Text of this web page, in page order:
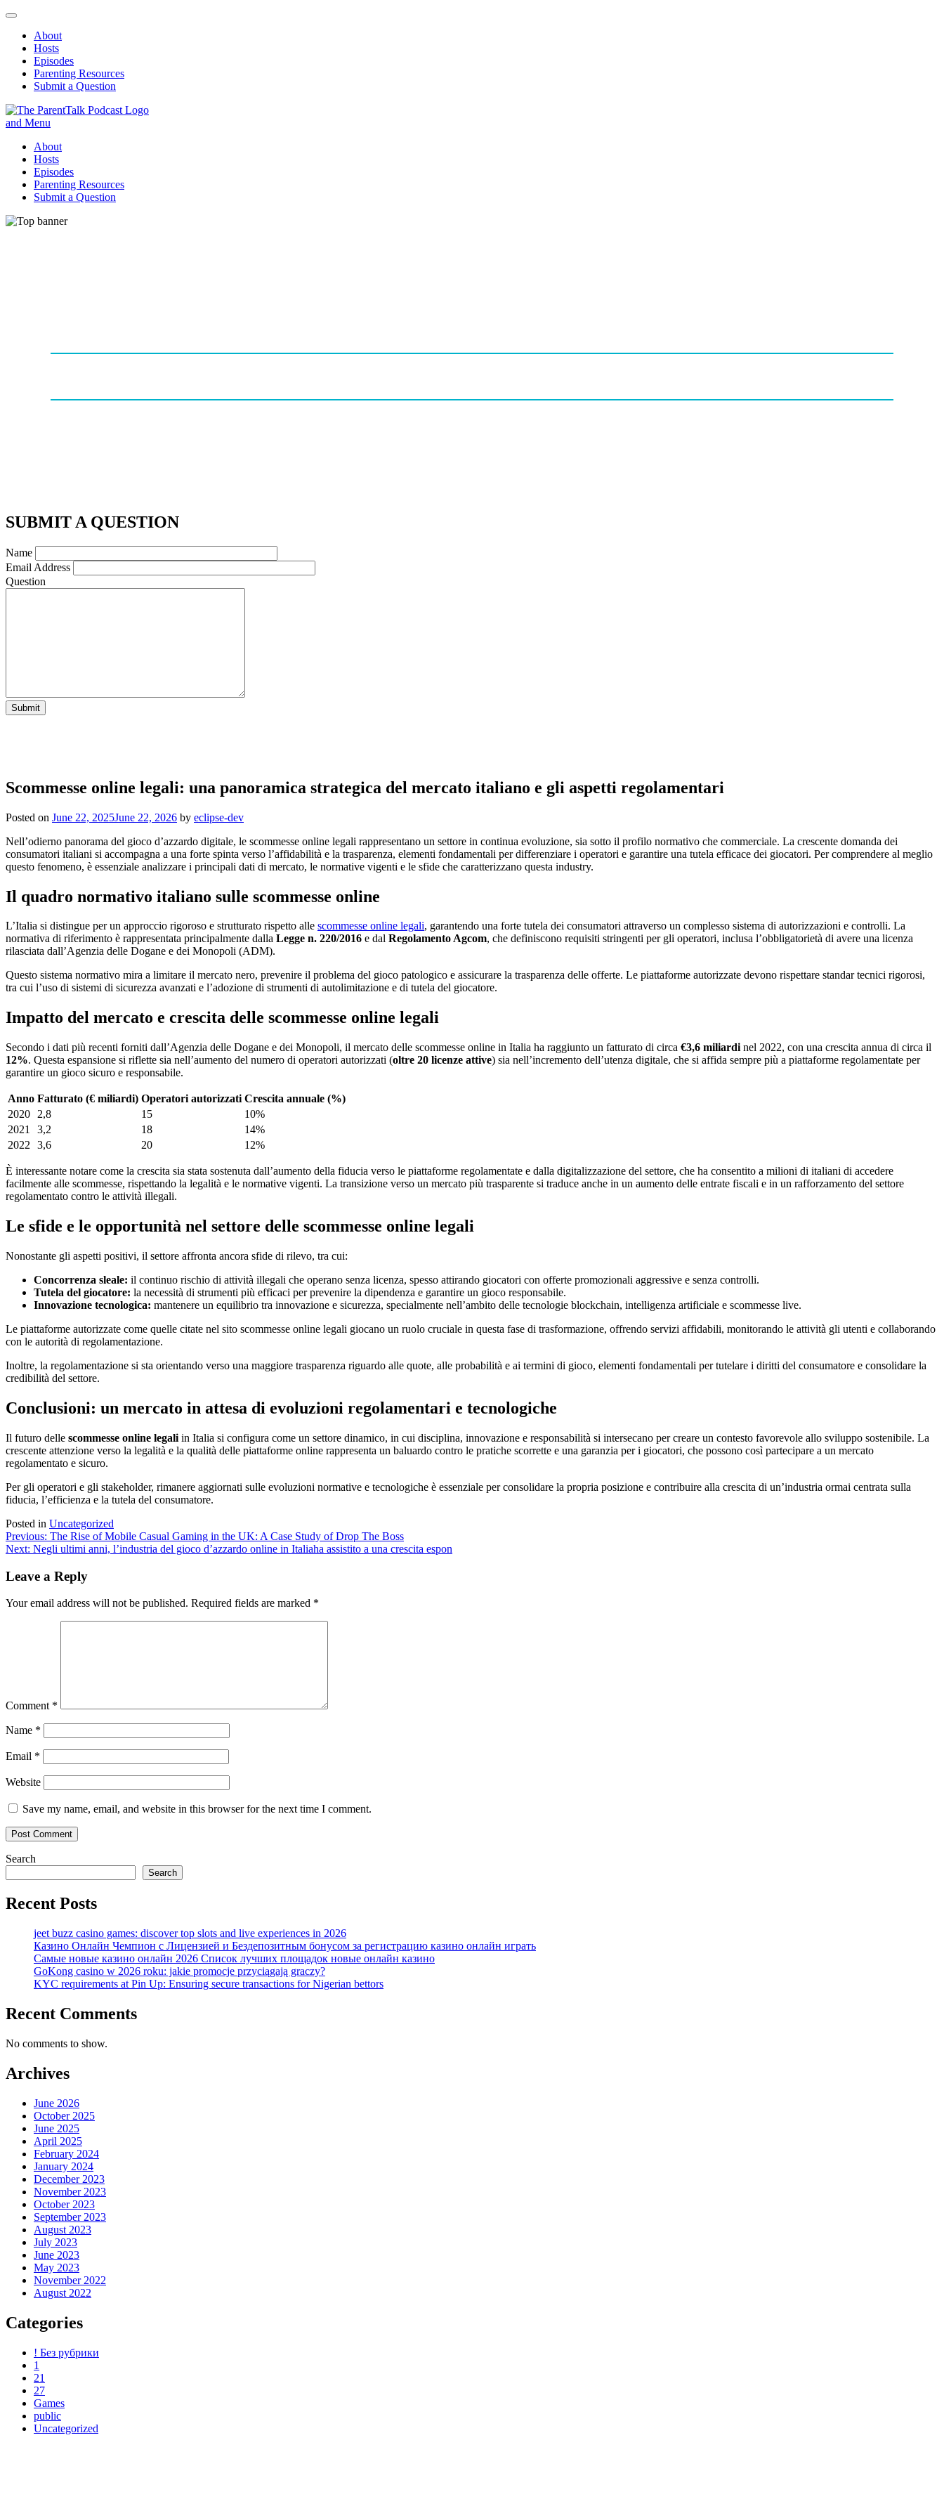
About
Hosts
Episodes
Parenting Resources
Submit a Question
ParentTalk
Managing the challenges of daily parenting.
About
Hosts
Episodes
Parenting Resources
Submit a Question
SUBMIT A QUESTION
Name
Email Address
Question
Scommesse online legali: una panoramica strategica del mercato italiano e gli aspetti regolamentari
Posted on June 22, 2025June 22, 2026 by eclipse-dev
Nell’odierno panorama del gioco d’azzardo digitale, le scommesse online legali rappresentano un settore in continua evoluzione, sia sotto il profilo normativo che commerciale. La crescente domanda dei
consumatori italiani si accompagna a una forte spinta verso l’affidabilità e la trasparenza, elementi fondamentali per differenziare i operatori e garantire una tutela efficace dei giocatori. Per comprendere al meglio
questo fenomeno, è essenziale analizzare i principali dati di mercato, le normative vigenti e le sfide che caratterizzano questa industry.
Il quadro normativo italiano sulle scommesse online
L’Italia si distingue per un approccio rigoroso e strutturato rispetto alle scommesse online legali, garantendo una forte tutela dei consumatori attraverso un complesso sistema di autorizzazioni e controlli. La
normativa di riferimento è rappresentata principalmente dalla Legge n. 220/2016 e dal Regolamento Agcom, che definiscono requisiti stringenti per gli operatori, inclusa l’obbligatorietà di avere una licenza
rilasciata dall’Agenzia delle Dogane e dei Monopoli (ADM).
Questo sistema normativo mira a limitare il mercato nero, prevenire il problema del gioco patologico e assicurare la trasparenza delle offerte. Le piattaforme autorizzate devono rispettare standar tecnici rigorosi,
tra cui l’uso di sistemi di sicurezza avanzati e l’adozione di strumenti di autolimitazione e di tutela del giocatore.
Impatto del mercato e crescita delle scommesse online legali
Secondo i dati più recenti forniti dall’Agenzia delle Dogane e dei Monopoli, il mercato delle scommesse online in Italia ha raggiunto un fatturato di circa €3,6 miliardi nel 2022, con una crescita annua di circa il
12%. Questa espansione si riflette sia nell’aumento del numero di operatori autorizzati (oltre 20 licenze attive) sia nell’incremento dell’utenza digitale, che si affida sempre più a piattaforme regolamentate per
garantire un gioco sicuro e responsabile.
Anno Fatturato (€ miliardi) Operatori autorizzati Crescita annuale (%)
2020
2,8 15
10%
2021
3,2 18
14%
2022
3,6 20 12%
È interessante notare come la crescita sia stata sostenuta dall’aumento della fiducia verso le piattaforme regolamentate e dalla digitalizzazione del settore, che ha consentito a milioni di italiani di accedere
facilmente alle scommesse, rispettando la legalità e le normative vigenti. La transizione verso un mercato più trasparente si traduce anche in un aumento delle entrate fiscali e in un rafforzamento del settore
regolamentato contro le attività illegali.
Le sfide e le opportunità nel settore delle scommesse online legali
Nonostante gli aspetti positivi, il settore affronta ancora sfide di rilevo, tra cui:
Concorrenza sleale: il continuo rischio di attività illegali che operano senza licenza, spesso attirando giocatori con offerte promozionali aggressive e senza controlli.
Tutela del giocatore: la necessità di strumenti più efficaci per prevenire la dipendenza e garantire un gioco responsabile.
Innovazione tecnologica: mantenere un equilibrio tra innovazione e sicurezza, specialmente nell’ambito delle tecnologie blockchain, intelligenza artificiale e scommesse live.
Le piattaforme autorizzate come quelle citate nel sito scommesse online legali giocano un ruolo cruciale in questa fase di trasformazione, offrendo servizi affidabili, monitorando le attività gli utenti e collaborando
con le autorità di regolamentazione.
Inoltre, la regolamentazione si sta orientando verso una maggiore trasparenza riguardo alle quote, alle probabilità e ai termini di gioco, elementi fondamentali per tutelare i diritti del consumatore e consolidare la
credibilità del settore.
Conclusioni: un mercato in attesa di evoluzioni regolamentari e tecnologiche
Il futuro delle scommesse online legali in Italia si configura come un settore dinamico, in cui disciplina, innovazione e responsabilità si intersecano per creare un contesto favorevole allo sviluppo sostenibile. La
crescente attenzione verso la legalità e la qualità delle piattaforme online rappresenta un baluardo contro le pratiche scorrette e una garanzia per i giocatori, che possono così partecipare a un mercato
regolamentato e sicuro.
Per gli operatori e gli stakeholder, rimanere aggiornati sulle evoluzioni normative e tecnologiche è essenziale per consolidare la propria posizione e contribuire alla crescita di un’industria ormai centrata sulla
fiducia, l’efficienza e la tutela del consumatore.
Posted in Uncategorized
Post
navigation
Previous: The Rise of Mobile Casual Gaming in the UK: A Case Study of Drop The Boss
Next: Negli ultimi anni, l’industria del gioco d’azzardo online in Italiaha assistito a una crescita espon
Leave a Reply
Your email address will not be published. Required fields are marked *
Comment *
Name *
Email *
Website
Save my name, email, and website in this browser for the next time I comment.
Search
Search
Recent Posts
jeet buzz casino games: discover top slots and live experiences in 2026
Казино Онлайн Чемпион с Лицензией и Бездепозитным бонусом за регистрацию казино онлайн играть
Самые новые казино онлайн 2026 Список лучших площадок новые онлайн казино
GoKong casino w 2026 roku: jakie promocje przyciągają graczy?
KYC requirements at Pin Up: Ensuring secure transactions for Nigerian bettors
Recent Comments
No comments to show.
Archives
June 2026
October 2025
June 2025
April 2025
February 2024
January 2024
December 2023
November 2023
October 2023
September 2023
August 2023
July 2023
June 2023
May 2023
November 2022
August 2022
Categories
! Без рубрики
1
21
27
Games
public
Uncategorized